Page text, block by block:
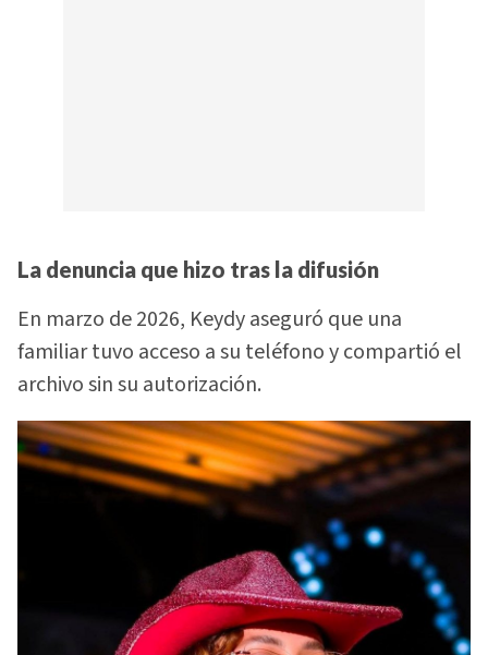
La denuncia que hizo tras la difusión
En marzo de 2026, Keydy aseguró que una
familiar tuvo acceso a su teléfono y compartió el
archivo sin su autorización.